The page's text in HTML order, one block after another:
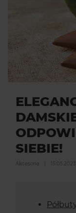
SIEBIE!
Akcesoria 15.05.2023